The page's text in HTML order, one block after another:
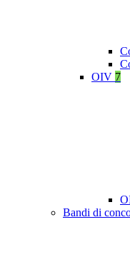
OIV 7
Bandi di